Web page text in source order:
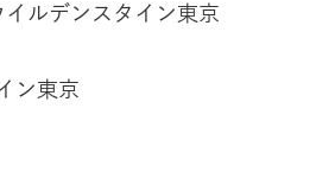
イルデンスタイン東京
ン東京